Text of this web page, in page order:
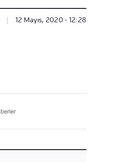
12 Mayıs, 2020 - 12:28